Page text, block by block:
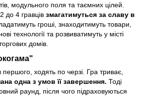
модульного поля та таємних цілей.
до 4 гравців змагатимуться за славу в
гроші, знаходитимуть товари,
технології та розвиватимуть у місті
домів.
ходять по черзі. Гра триває,
одна з умов її завершення. Тоді
раунд, після чого підраховуються